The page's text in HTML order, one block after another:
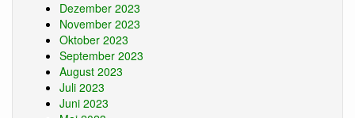
Dezember 2023
November 2023
Oktober 2023
September 2023
August 2023
Juli 2023
Juni 2023